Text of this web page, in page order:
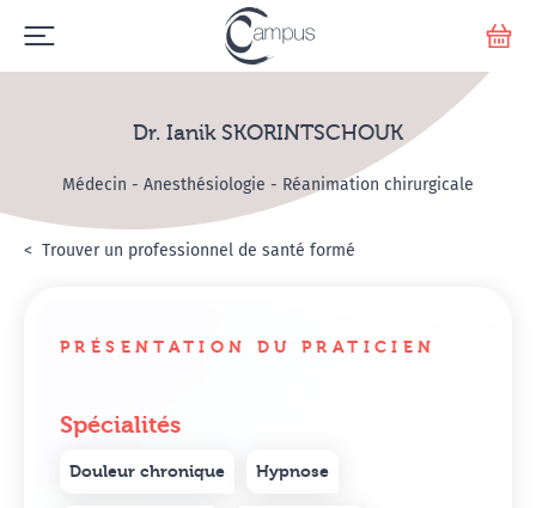
Dr. Ianik SKORINTSCHOUK
Médecin - Anesthésiologie - Réanimation chirurgicale
Accueil
Annuaire Hypnosanté
Trouver un professionnel de santé formé
PRÉSENTATION DU PRATICIEN
Spécialités
Douleur chronique Hypnose